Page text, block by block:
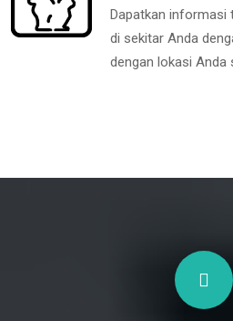
Dapatkan informasi
di sekitar Anda
dengan lokasi Anda